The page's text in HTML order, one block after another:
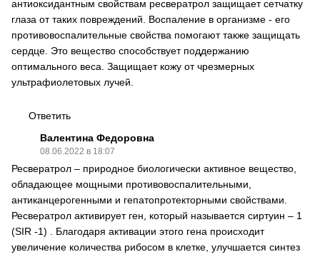
антиоксидантным свойствам ресвератрол защищает сетчатку
глаза от таких повреждений. Воспаление в организме - его
противовоспалительные свойства помогают также защищать
сердце. Это вещество способствует поддержанию
оптимального веса. Защищает кожу от чрезмерных
ультрафиолетовых лучей.
Ответить
Валентина Федоровна
08.06.2022 в 18:07
Ресвератрол – природное биологически активное вещество,
обладающее мощными противовоспалительными,
антиканцерогенными и гепатопротекторными свойствами.
Ресвератрол активирует ген, который называется сиртуин – 1
(SIR -1) . Благодаря активации этого гена происходит
увеличение количества рибосом в клетке, улучшается синтез